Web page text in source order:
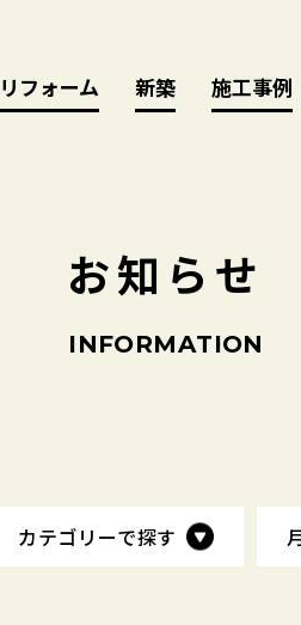
フォーム
フォーム 新築
新築 施工事例
施工事例
お知 ら せ
INFORMATION
カテゴリーで探す
カテゴリーで探す